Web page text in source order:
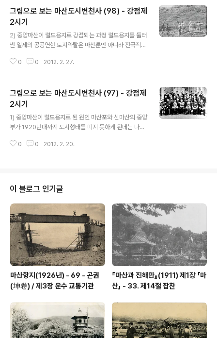
그림으로 보는 마산도시변천사 (98) - 강점제
2시기
2) 중앙마산이 철도용지로 강점되는 과정 철도용지를 둘러
싼 일제의 공공연한 토지약탈은 마산뿐만 아니라 전국적으
원래 정해진 경계보다 턱없이 많게 토지를 점령한다든지,
지를 일본정부에서 내려준 것이라면서 팻말을 박아 자기
땅으로 만들어버린다든지 하는 등 일본인들의 횡포는 이루
헤아릴 수 없이 많았습니다. 마산도 마찬가지였습니다. 마
산의 철도용지도 지난 주 포스팅에서 언급한 한일의정서
제4조를 적용시켰던 겁니다. 2012/02/20 - [역사속 도
시이야기] - 그림으로 보는 마산도시번천사 (97) - 강점제
0 0 2012. 2. 27.
그림으로 보는 마산도시변천사 (97) - 강점제
2시기
1) 중앙마산이 철도용지로 된 원인 마산포와 신마산의 중앙
부가 1920년대까지 도시형태를 띠지 못하게 된데는 나름
일본의 군용철도용지로 수용당한 뒤 1920년대까지 변하
다. 이 전쟁에 앞서 일본은 마산에 있는 우체국과 전보사 및
율구미에 있던 러시아 해군육상사령부의 시설을 압수했습
니다. 그리고 1904년 9월 1일, 군용철도 마산선의 건설공
작대가 마산에 입항했습니다. 러일전쟁 수행을 위해 한국
조정을 강압하여 의정서를 체결했기 때문입니다. 삼랑진 -
마산 사이의 철도공사는 의정서 제..
0 0 2012. 2. 20.
이 블로그 인기글
마산항지(1926년) - 69 - 곤권
(坤卷) / 제3장 운수 교통기관
『마산과 진해만』(1911) 제1장 「마
산」 - 33. 제14절 잡찬